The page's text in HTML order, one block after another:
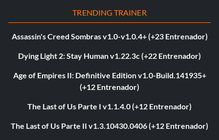
TRENDING TRAINER
Assassin's Creed Sombras v1.0-v1.0.4+ (+23 Entrenador)
Dying Light 2: Stay Human v1.22.3c (+22 Entrenador)
Age of Empires II: Definitive Edition v1.0-Build.141935+
(+12 Entrenador)
The Last of Us Parte I v1.1.4.0 (+12 Entrenador)
The Last of Us Parte II v1.3.10430.0406 (+12 Entrenador)